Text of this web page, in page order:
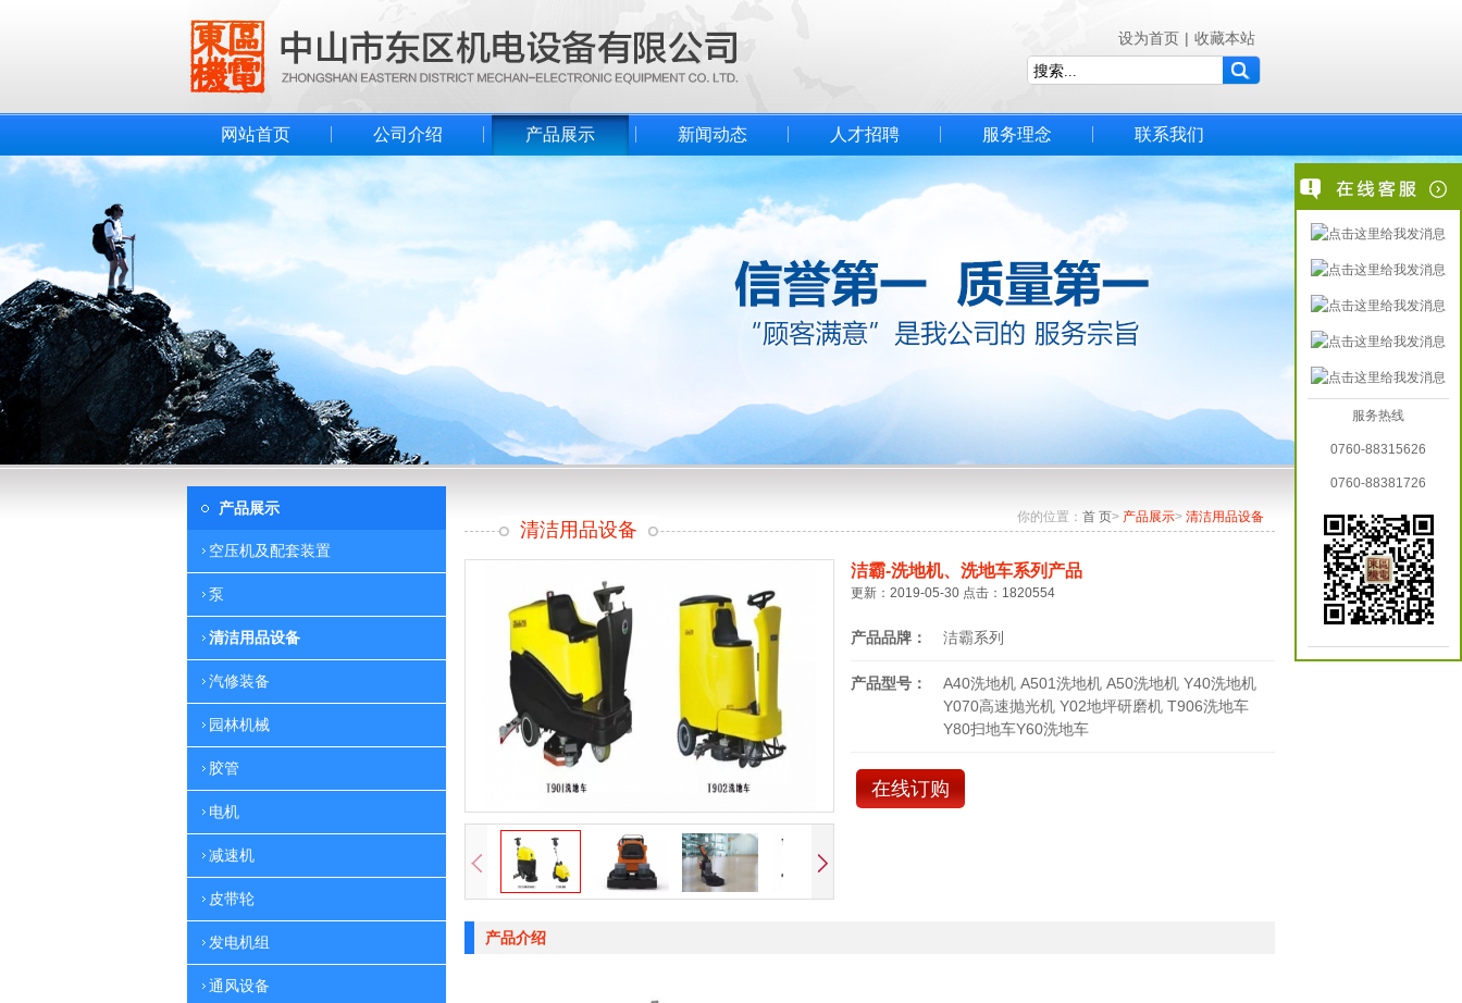
设为首页 | 收藏本站
网站首页 公司介绍 产品展示 新闻动态 人才招聘 服务理念 联系我们
产品展示
空压机及配套装置
泵
清洁用品设备
汽修装备
园林机械
胶管
电机
减速机
皮带轮
发电机组
通风设备
你的位置： 首 页> 产品展示> 清洁用品设备
清洁用品设备
洁霸-洗地机、洗地车系列产品
更新：2019-05-30 点击：1820554
产品品牌： 洁霸系列
产品型号：
A40洗地机 A501洗地机 A50洗地机 Y40洗地机
Y070高速抛光机 Y02地坪研磨机 T906洗地车
Y80扫地车Y60洗地车
在线订购
产品介绍
服务热线
0760-88315626
0760-88381726